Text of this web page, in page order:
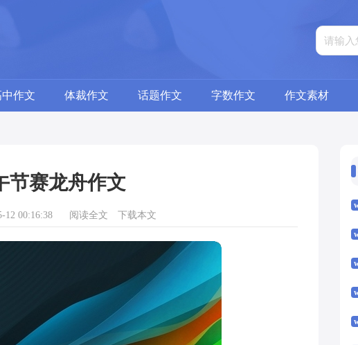
作文 体裁作文 话题作文 字数作文 作文素材
节赛龙舟作文
12 00:16:38 阅读全文 下载本文